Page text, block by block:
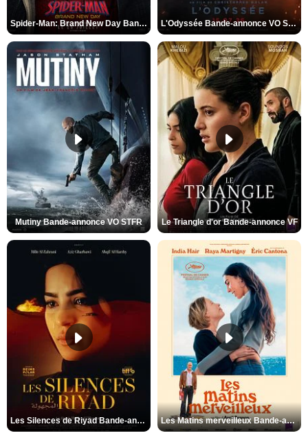
Spider-Man: Brand New Day Bande-annonce VO STFR L'Odyssée Bande-annonce VO STFR
Mutiny Bande-annonce VO STFR Le Triangle d'or Bande-annonce VF
Les Silences de Riyad Bande-annonce VO STFR Les Matins merveilleux Bande-annonce VF